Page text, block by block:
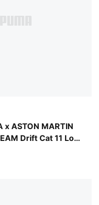
x ASTON MARTIN
Drift Cat 11 Low
Lux